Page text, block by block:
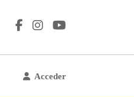
Acceder